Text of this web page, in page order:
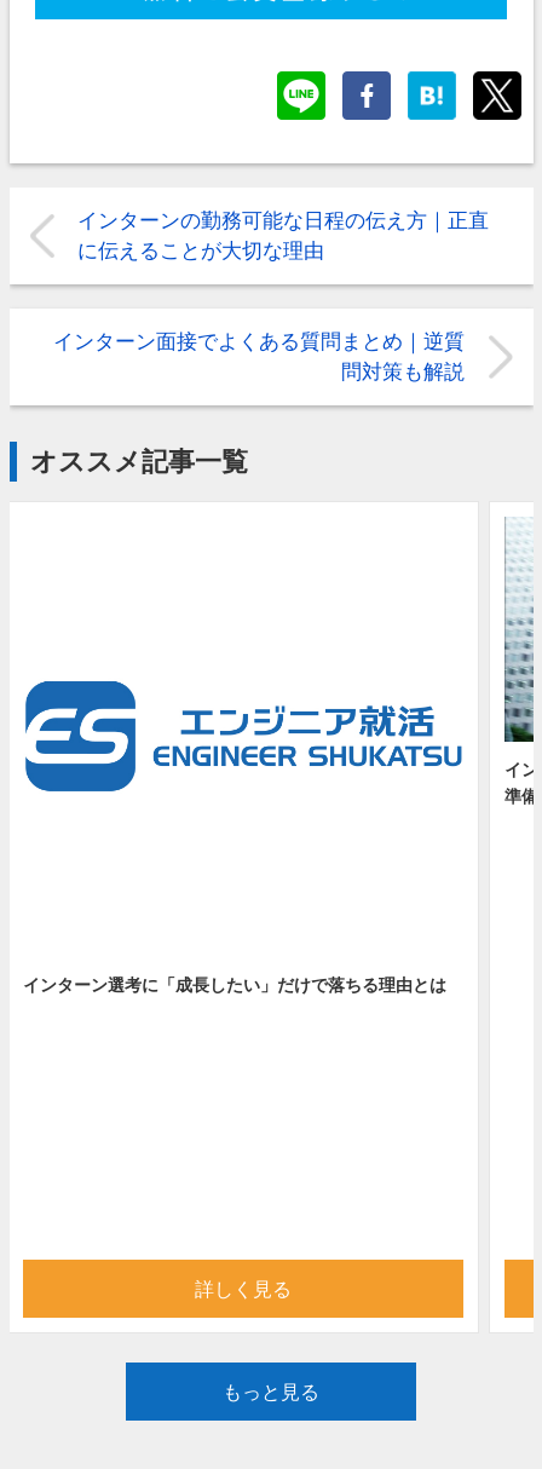
インターンの勤務可能な日程の伝え方｜正直
に伝えることが大切な理由
インターン面接でよくある質問まとめ｜逆質
問対策も解説
オススメ記事一覧
インターン選考に「成長したい」だけで落ちる理由とは
詳しく見る
イ
準備
もっと見る